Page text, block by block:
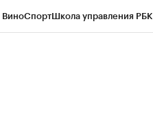
ВиноСпортШкола управления РБК